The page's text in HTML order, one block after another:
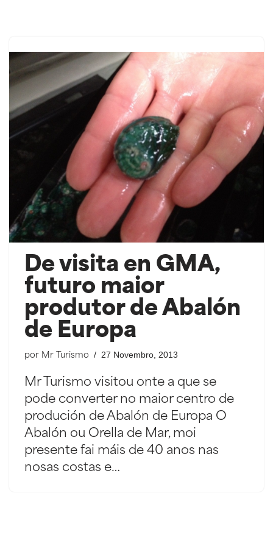
contido
De visita en GMA,
futuro maior
produtor de Abalón
de Europa
por Mr Turismo 27 Novembro, 2013
Mr Turismo visitou onte a que se
pode converter no maior centro de
produción de Abalón de Europa O
Abalón ou Orella de Mar, moi
presente fai máis de 40 anos nas
nosas costas e…